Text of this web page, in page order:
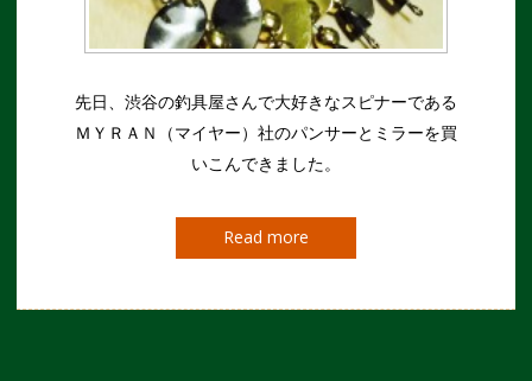
先日、渋谷の釣具屋さんで大好きなスピナーである
ＭＹＲＡＮ（マイヤー）社のパンサーとミラーを買
いこんできました。
Read more